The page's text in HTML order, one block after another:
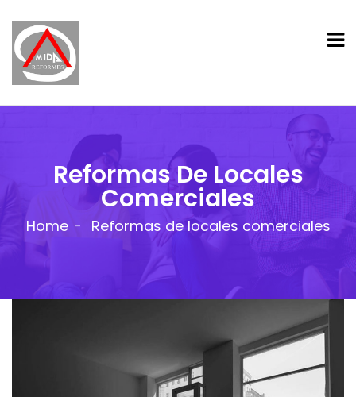
Reformas De Locales
Comerciales
Home Reformas de locales comerciales